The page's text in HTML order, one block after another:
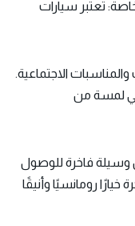
تعتبر سيارات
الاجتماعية.
لمسة من
وسيلة فاخرة للوصول
رومانسيًا وأنيقًا